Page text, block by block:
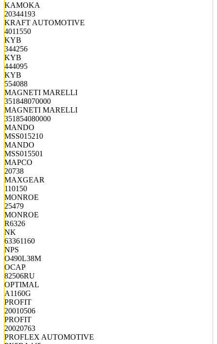
KAMOKA
20344193
KRAFT AUTOMOTIVE
4011550
KYB
344256
KYB
444095
KYB
554088
MAGNETI MARELLI
351848070000
MAGNETI MARELLI
351854080000
MANDO
MSS015210
MANDO
MSS015501
MAPCO
20738
MAXGEAR
110150
MONROE
25479
MONROE
R6326
NK
63361160
NPS
O490L38M
OCAP
82506RU
OPTIMAL
A1160G
PROFIT
20010506
PROFIT
20020763
PROFLEX AUTOMOTIVE